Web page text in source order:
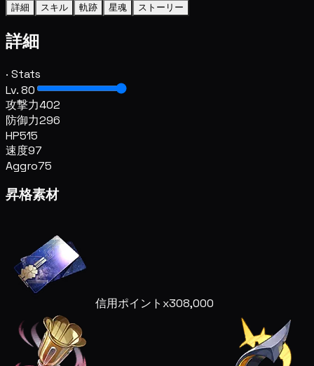
詳細 スキル 軌跡 星魂 ストーリー
詳細
· Stats
Lv. 80
攻撃力402
防御力296
HP515
速度97
Aggro75
昇格素材
信用ポイント x308,000